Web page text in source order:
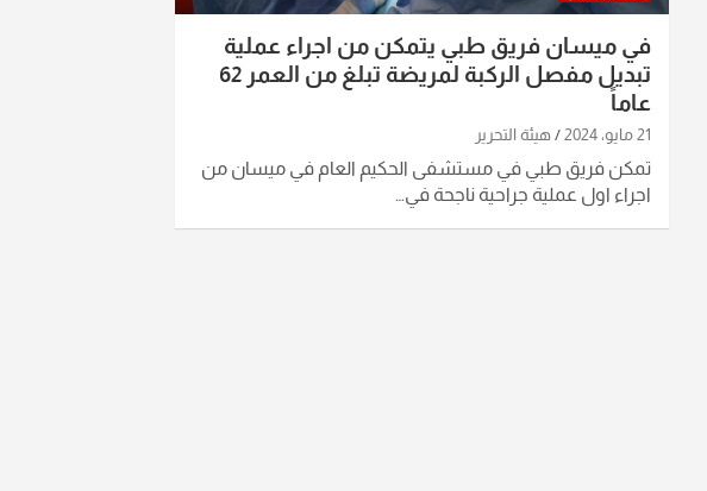
في ميسان فريق طبي يتمكن من اجراء عملية
تبديل مفصل الركبة لمريضة تبلغ من العمر 62
عاماً
21 مايو، 2024 هيئة التحرير
تمكن فريق طبي في مستشفى الحكيم العام في ميسان من
اجراء اول عملية جراحية ناجحة في…